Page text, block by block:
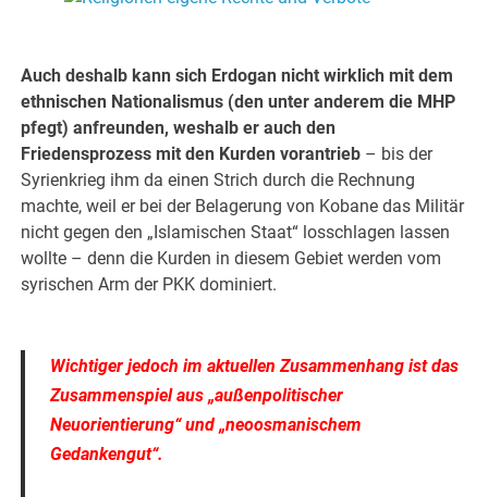
Auch deshalb kann sich Erdogan nicht wirklich mit dem
ethnischen Nationalismus (den unter anderem die MHP
pfegt) anfreunden, weshalb er auch den
Friedensprozess mit den Kurden vorantrieb – bis der
Syrienkrieg ihm da einen Strich durch die Rechnung
machte, weil er bei der Belagerung von Kobane das Militär
nicht gegen den „Islamischen Staat“ losschlagen lassen
wollte – denn die Kurden in diesem Gebiet werden vom
syrischen Arm der PKK dominiert.
Wichtiger jedoch im aktuellen Zusammenhang ist das
Zusammenspiel aus „außenpolitischer
Neuorientierung“ und „neoosmanischem
Gedankengut“.